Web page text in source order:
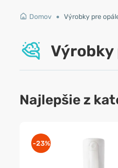
Domov Výrobky pre
Výrobky
Najlepšie z
-23%